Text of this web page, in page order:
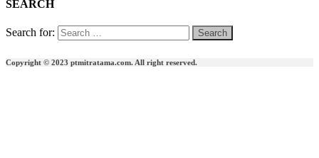
SEARCH
Search for:
Copyright © 2023 ptmitratama.com. All right reserved.